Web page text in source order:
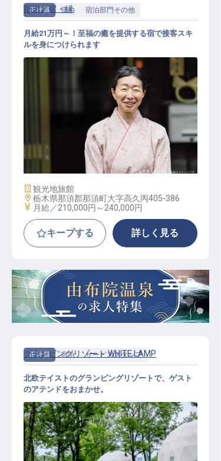
正社員 宿泊 宿泊部門その他
接客係
那須ノ宿・縁
月給21万円～！至福の癒を提供する宿で接客スキ
ルを身につけられます
施設業態
観光地旅館
勤務地
栃木県那須郡那須町大字高久丙405-386
給与
月給／210,000円～ 240,000円
キープする 詳しく見る
正社員 宿泊 サービススタッフ
グランピングリゾート WHITE LAMP
北欧テイストのグランピングリゾートで、ゲスト
のアテンドをおまかせ。